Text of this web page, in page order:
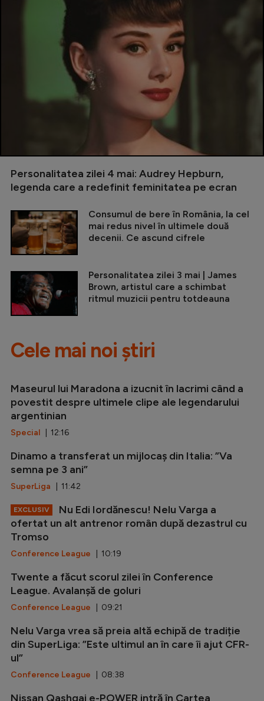
Personalitatea zilei 4 mai: Audrey Hepburn,
legenda care a redefinit feminitatea pe ecran
Consumul de bere în România, la cel
mai redus nivel în ultimele două
decenii. Ce ascund cifrele
Personalitatea zilei 3 mai | James
Brown, artistul care a schimbat
ritmul muzicii pentru totdeauna
Cele mai noi știri
Maseurul lui Maradona a izucnit în lacrimi când a
povestit despre ultimele clipe ale legendarului
argentinian
Special | 12:16
Dinamo a transferat un mijlocaș din Italia: ”Va
semna pe 3 ani”
SuperLiga | 11:42
EXCLUSIV
Nu Edi Iordănescu! Nelu Varga a
ofertat un alt antrenor român după dezastrul cu
Tromso
Conference League | 10:19
Twente a făcut scorul zilei în Conference
League. Avalanșă de goluri
Conference League | 09:21
Nelu Varga vrea să preia altă echipă de tradiție
din SuperLiga: ”Este ultimul an în care îi ajut CFR-
ul”
Conference League | 08:38
Nissan Qashqai e-POWER intră în Cartea